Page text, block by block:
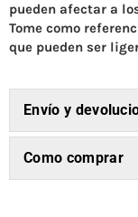
pueden afectar a
Tome como
que pueden ser
Envío y
Como comprar